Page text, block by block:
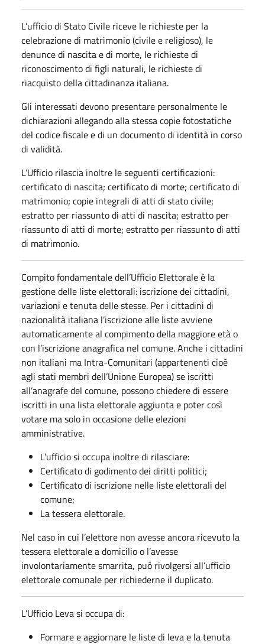
L’ufficio di Stato Civile riceve le richieste per la
celebrazione di matrimonio (civile e religioso), le
denunce di nascita e di morte, le richieste di
riconoscimento di figli naturali, le richieste di
riacquisto della cittadinanza italiana.
Gli interessati devono presentare personalmente le
dichiarazioni allegando alla stessa copie fotostatiche
del codice fiscale e di un documento di identità in corso
di validità.
L’Ufficio rilascia inoltre le seguenti certificazioni:
certificato di nascita; certificato di morte; certificato di
matrimonio; copie integrali di atti di stato civile;
estratto per riassunto di atti di nascita; estratto per
riassunto di atti di morte; estratto per riassunto di atti
di matrimonio.
Compito fondamentale dell’Ufficio Elettorale è la
gestione delle liste elettorali: iscrizione dei cittadini,
variazioni e tenuta delle stesse. Per i cittadini di
nazionalità italiana l’iscrizione alle liste avviene
automaticamente al compimento della maggiore età o
con l’iscrizione anagrafica nel comune. Anche i cittadini
non italiani ma Intra-Comunitari (appartenenti cioè
agli stati membri dell’Unione Europea) se iscritti
all’anagrafe del comune, possono chiedere di essere
iscritti in una lista elettorale aggiunta e poter così
votare ma solo in occasione delle elezioni
amministrative.
L’ufficio si occupa inoltre di rilasciare:
Certificato di godimento dei diritti politici;
Certificato di iscrizione nelle liste elettorali del
comune;
La tessera elettorale.
Nel caso in cui l’elettore non avesse ancora ricevuto la
tessera elettorale a domicilio o l’avesse
involontariamente smarrita, può rivolgersi all’ufficio
elettorale comunale per richiederne il duplicato.
L’Ufficio Leva si occupa di:
Formare e aggiornare le liste di leva e la tenuta